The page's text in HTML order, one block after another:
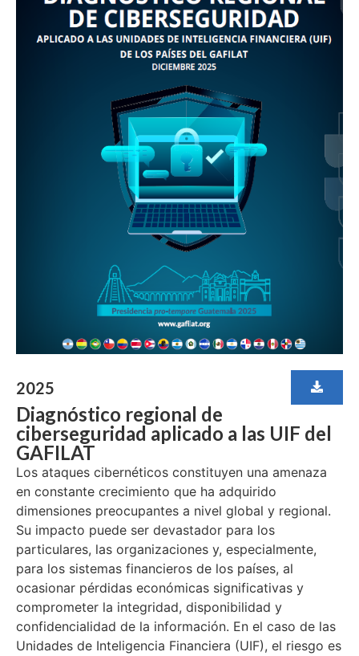
2025
Diagnóstico regional de
ciberseguridad aplicado a las UIF del
GAFILAT
Los ataques cibernéticos constituyen una amenaza
en constante crecimiento que ha adquirido
dimensiones preocupantes a nivel global y regional.
Su impacto puede ser devastador para los
particulares, las organizaciones y, especialmente,
para los sistemas financieros de los países, al
ocasionar pérdidas económicas significativas y
comprometer la integridad, disponibilidad y
confidencialidad de la información. En el caso de las
Unidades de Inteligencia Financiera (UIF), el riesgo es